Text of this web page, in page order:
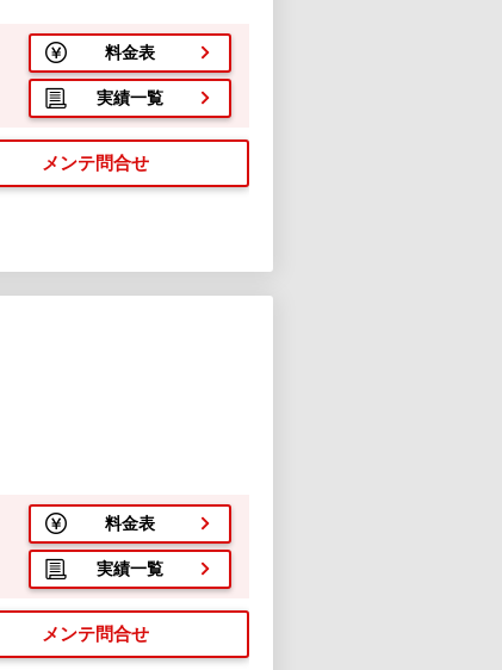
料金表
実績一覧
メンテ問合せ
料金表
実績一覧
メンテ問合せ